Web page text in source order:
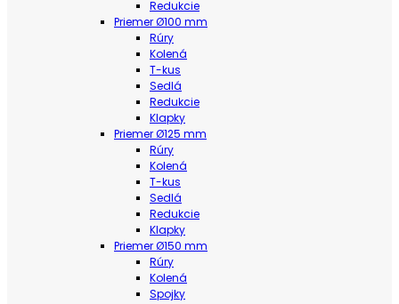
Redukcie
Priemer Ø100 mm
Rúry
Kolená
T-kus
Sedlá
Redukcie
Klapky
Priemer Ø125 mm
Rúry
Kolená
T-kus
Sedlá
Redukcie
Klapky
Priemer Ø150 mm
Rúry
Kolená
Spojky